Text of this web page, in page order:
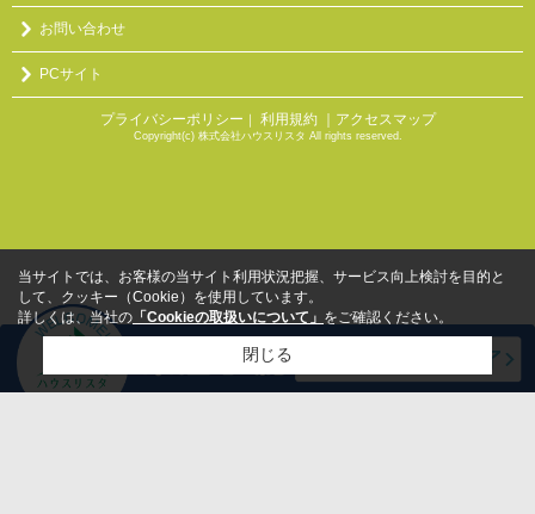
お問い合わせ
PCサイト
プライバシーポリシー 利用規約 ｜アクセスマップ
Copyright(c) 株式会社ハウスリスタ All rights reserved.
当サイトでは、お客様の当サイト利用状況把握、サービス向上検討を目的と
して、クッキー（Cookie）を使用しています。
詳しくは、当社の 「Cookieの取扱いについて」 をご確認ください。
閉じる